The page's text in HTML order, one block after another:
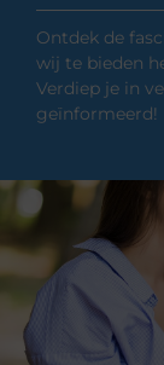
Ontdek de
wij te bieden
Verdiep je in
geïnformeerd!